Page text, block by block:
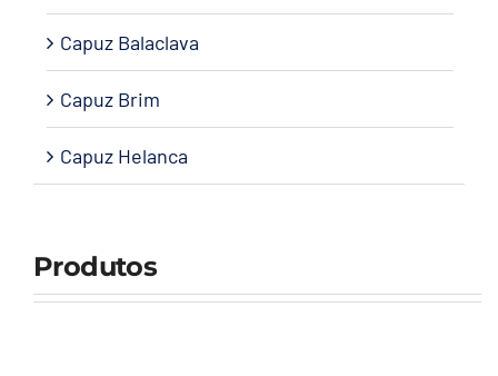
Produtos
Capuz Balaclava
Capuz Brim
Capuz Helanca